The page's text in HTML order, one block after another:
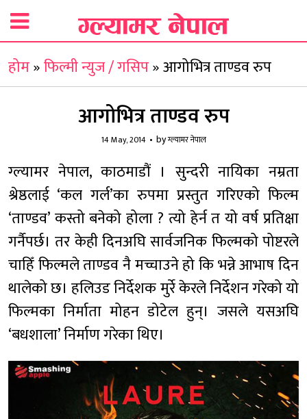
होम»फिल्मी न्युज / गसिप»आगोभित्र ताण्डव रुप
आगोभित्र ताण्डव रुप
14 May, 2014 byग्ल्यामर नेपाल
ग्ल्यामर नेपाल, काठमाडौं । सुन्दरी नायिका नम्रता
श्रेष्ठलाई ‘कल गर्ल’का रुपमा प्रस्तुत गरिएको फिल्म
‘ताण्डव’ कस्तो बनेको होला ? त्यो हेर्न त यो वर्ष प्रतिक्षा
गर्नैपर्छ। तर केही दिनअघि सार्वजनिक फिल्मको पोष्टरले
चाहिँ फिल्मले ताण्डव नै मच्चाउने हो कि भन्ने आभाष दिन
थालेको छ। हलिउड निर्देशक मुर्रे केरले निर्देशन गरेको यो
फिल्मका निर्माता मोहन डोटेल हुन्। जसले यसअघि
‘बधशाला’ निर्माण गरेका थिए।